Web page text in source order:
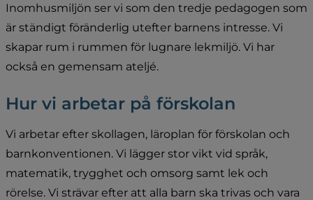
Inomhusmiljön ser vi som den tredje pedagogen som
är ständigt föränderlig utefter barnens intresse. Vi
skapar rum i rummen för lugnare lekmiljö. Vi har
också en gemensam ateljé.
Hur vi arbetar på förskolan
Vi arbetar efter skollagen, läroplan för förskolan och
barnkonventionen. Vi lägger stor vikt vid språk,
matematik, trygghet och omsorg samt lek och
rörelse. Vi strävar efter att alla barn ska trivas och vara